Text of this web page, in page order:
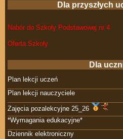
Dla przyszłych
Nabór do Szkoły Podstawowej nr 4
Oferta Szkoły
Dla
Plan lekcji uczeń
Plan lekcji nauczyciele
Zajęcia pozalekcyjne 25_26
*Wymagania edukacyjne*
Dziennik elektroniczny